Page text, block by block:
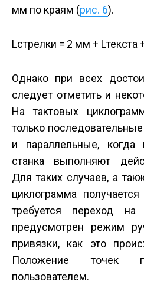
мм по краям (рис. 6).
Lстрелки = 2 мм + Lтекста
Однако при всех
следует отметить и
На тактовых
только
и параллельные, когда
станка выполняют
Для таких случаев, а
циклограмма
требуется переход
предусмотрен режим
привязки, как это
Положение точек
пользователем.